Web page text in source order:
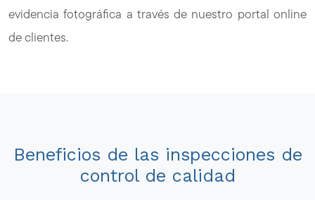
evidencia fotográfica a través de nuestro portal online
de clientes.
Beneficios de las inspecciones de
control de calidad